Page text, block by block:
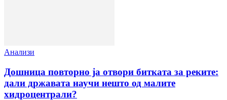
Анализи
Дошница повторно ја отвори битката за реките:
дали државата научи нешто од малите
хидроцентрали?